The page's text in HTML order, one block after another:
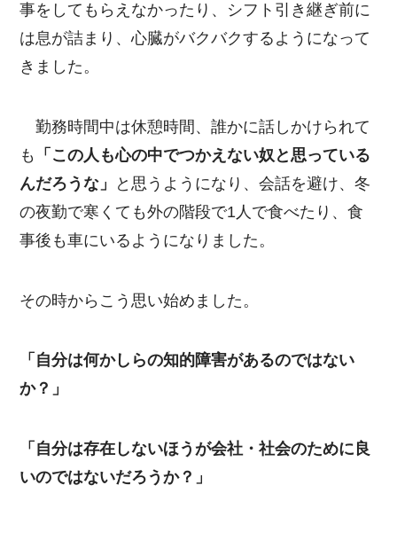
事をしてもらえなかったり、シフト引き継ぎ前に
は息が詰まり、心臓がバクバクするようになって
きました。
勤務時間中は休憩時間、誰かに話しかけられて
も
「この人も心の中でつかえない奴と思っている
んだろうな」
と思うようになり、会話を避け、冬
の夜勤で寒くても外の階段で1人で食べたり、食
事後も車にいるようになりました。
その時からこう思い始めました。
「自分は何かしらの知的障害があるのではない
か？」
「自分は存在しないほうが会社・社会のために良
いのではないだろうか？」